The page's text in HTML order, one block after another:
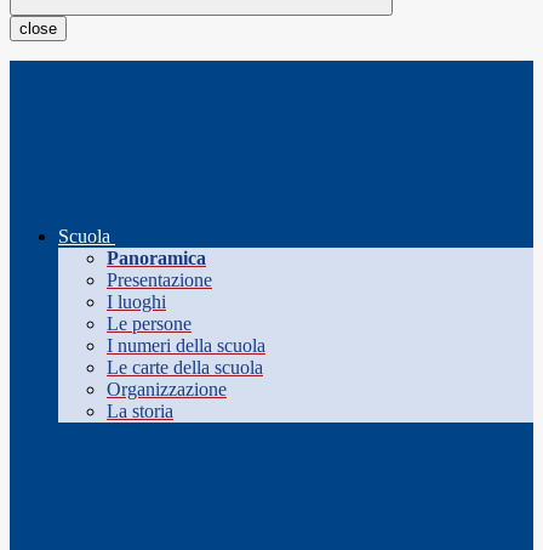
close
Scuola
Panoramica
Presentazione
I luoghi
Le persone
I numeri della scuola
Le carte della scuola
Organizzazione
La storia